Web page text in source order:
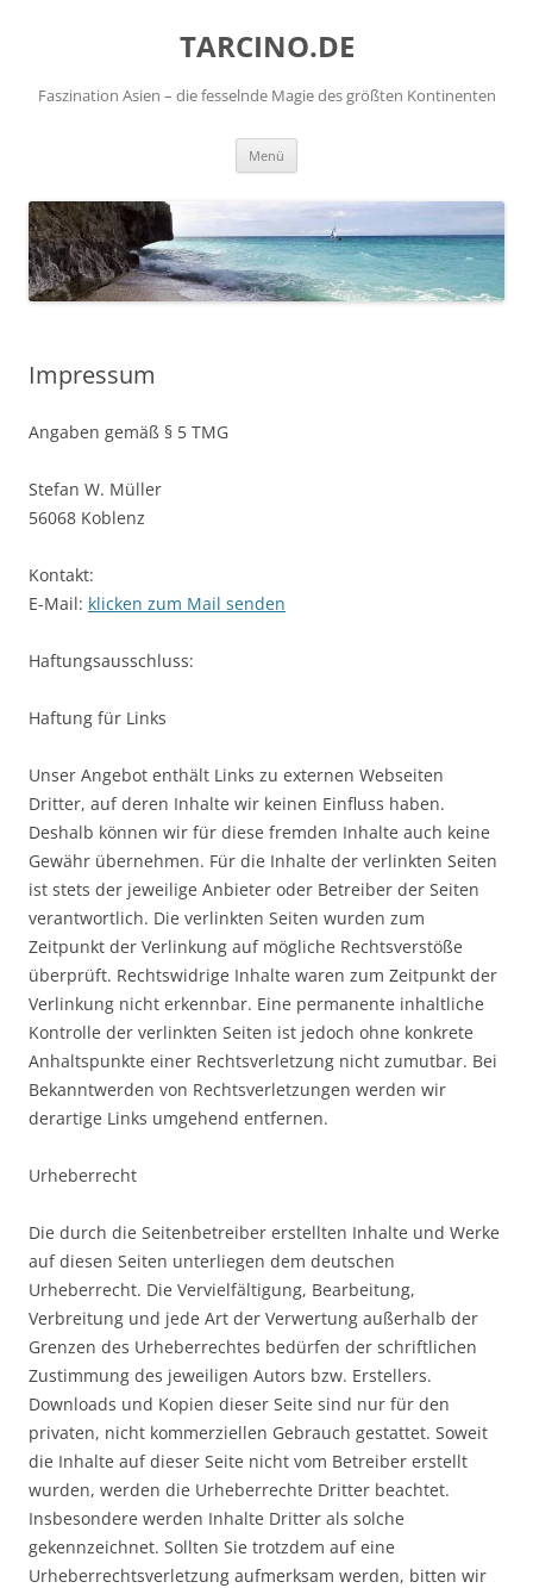
TARCINO.DE
Faszination Asien – die fesselnde Magie des größten Kontinenten
Menü
Impressum
Angaben gemäß § 5 TMG
Stefan W. Müller
56068 Koblenz
Kontakt:
E-Mail: klicken zum Mail senden
Haftungsausschluss:
Haftung für Links
Unser Angebot enthält Links zu externen Webseiten
Dritter, auf deren Inhalte wir keinen Einfluss haben.
Deshalb können wir für diese fremden Inhalte auch keine
Gewähr übernehmen. Für die Inhalte der verlinkten Seiten
ist stets der jeweilige Anbieter oder Betreiber der Seiten
verantwortlich. Die verlinkten Seiten wurden zum
Zeitpunkt der Verlinkung auf mögliche Rechtsverstöße
überprüft. Rechtswidrige Inhalte waren zum Zeitpunkt der
Verlinkung nicht erkennbar. Eine permanente inhaltliche
Kontrolle der verlinkten Seiten ist jedoch ohne konkrete
Anhaltspunkte einer Rechtsverletzung nicht zumutbar. Bei
Bekanntwerden von Rechtsverletzungen werden wir
derartige Links umgehend entfernen.
Urheberrecht
Die durch die Seitenbetreiber erstellten Inhalte und Werke
auf diesen Seiten unterliegen dem deutschen
Urheberrecht. Die Vervielfältigung, Bearbeitung,
Verbreitung und jede Art der Verwertung außerhalb der
Grenzen des Urheberrechtes bedürfen der schriftlichen
Zustimmung des jeweiligen Autors bzw. Erstellers.
Downloads und Kopien dieser Seite sind nur für den
privaten, nicht kommerziellen Gebrauch gestattet. Soweit
die Inhalte auf dieser Seite nicht vom Betreiber erstellt
wurden, werden die Urheberrechte Dritter beachtet.
Insbesondere werden Inhalte Dritter als solche
gekennzeichnet. Sollten Sie trotzdem auf eine
Urheberrechtsverletzung aufmerksam werden, bitten wir